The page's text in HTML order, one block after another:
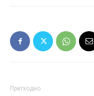
Претходно